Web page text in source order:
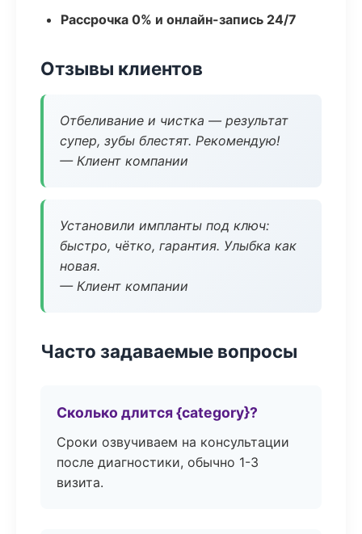
Рассрочка 0% и онлайн-запись 24/7
Отзывы клиентов
Отбеливание и чистка — результат
супер, зубы блестят. Рекомендую!
— Клиент компании
Установили импланты под ключ:
быстро, чётко, гарантия. Улыбка как
новая.
— Клиент компании
Часто задаваемые вопросы
Сколько длится {category}?
Сроки озвучиваем на консультации
после диагностики, обычно 1-3
визита.